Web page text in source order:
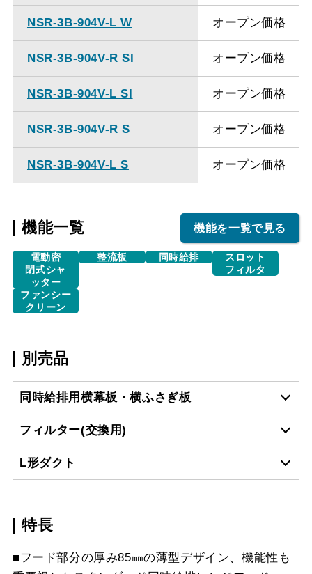
NSR-3B-904V-L W オープン価格
NSR-3B-904V-R SI オープン価格
NSR-3B-904V-L SI オープン価格
NSR-3B-904V-R S オープン価格
NSR-3B-904V-L S オープン価格
機能一覧 機能を一覧で見る
電動密
閉式シャ
ッター
整流板 同時給排
スロット
フィルタ
ファンシー
クリーン
別売品
同時給排用横幕板・横ふさぎ板
SPB51-450R BK ¥11,550（税抜価格 ￥
SPB51-450R W
SPB51-450L W ¥11,550（税抜価格 ￥
フィルター(交換用)
L形ダクト
LD-15
特長
■フード部分の厚み85㎜の薄型デザイン、機能性も